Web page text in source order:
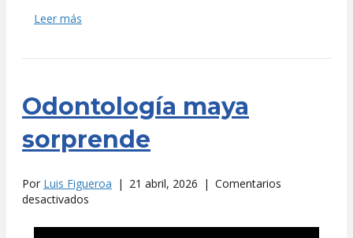
Leer más
Odontología maya
sorprende
Por Luis Figueroa | 21 abril, 2026 | Comentarios
desactivados
maya